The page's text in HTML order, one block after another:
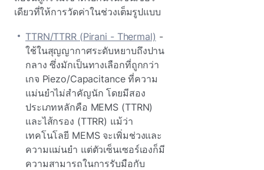
เดียวที่ให้การวัดค่าในช่วงเต็มรูปแบบ
TTRN/TTRR (Pirani - Thermal) -
ใช้ในสุญญากาศระดับหยาบถึงปาน
กลาง ซึ่งมักเป็นทางเลือกที่ถูกกว่า
เกจ Piezo/Capacitance ที่ความ
แม่นยําไม่สําคัญนัก โดยมีสอง
ประเภทหลักคือ MEMS (TTRN)
และไส้กรอง (TTRR) แม้ว่า
เทคโนโลยี MEMS จะเพิ่มช่วงและ
ความแม่นยํา แต่ตัวเซ็นเซอร์เองก็มี
ความสามารถในการรับมือกับ